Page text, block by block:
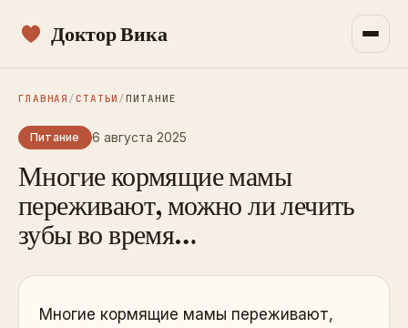
Доктор Вика
ГЛАВНАЯ /СТАТЬИ /ПИТАНИЕ
Питание 6 августа 2025
Многие кормящие мамы
переживают, можно ли лечить
зубы во время…
Многие кормящие мамы переживают,